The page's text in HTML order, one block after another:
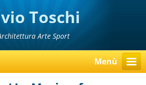
Toschi
Arte Sport
Menù